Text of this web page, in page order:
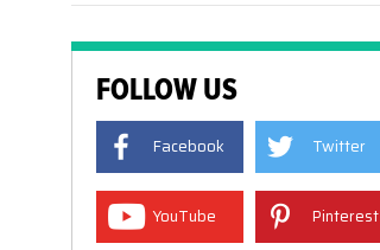
FOLLOW US
Facebook Twitter
YouTube Pinterest